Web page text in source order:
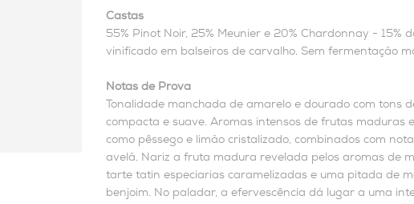
Castas
55% Pinot Noir, 25% Meunier e 20% Chardonnay - 15%
vinificado em balseiros de carvalho. Sem fermentação
Notas de Prova
Tonalidade manchada de amarelo e dourado com tons
compacta e suave. Aromas intensos de frutas maduras
como pêssego e limão cristalizado, combinados com
avelã. Nariz a fruta madura revelada pelos aromas de
tarte tatin especiarias caramelizadas e uma pitada de
benjoim. No paladar, a efervescência dá lugar a uma